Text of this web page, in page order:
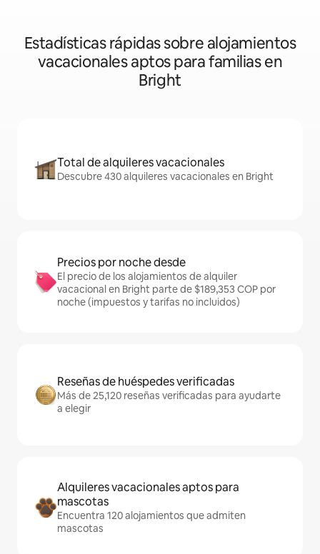
Estadísticas rápidas sobre alojamientos
vacacionales aptos para familias en
Bright
Total de alquileres vacacionales
Descubre 430 alquileres vacacionales en Bright
Precios por noche desde
El precio de los alojamientos de alquiler
vacacional en Bright parte de $189,353 COP por
noche (impuestos y tarifas no incluidos)
Reseñas de huéspedes verificadas
Más de 25,120 reseñas verificadas para ayudarte
a elegir
Alquileres vacacionales aptos para
mascotas
Encuentra 120 alojamientos que admiten
mascotas